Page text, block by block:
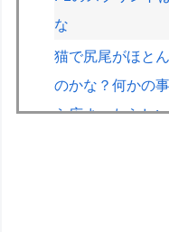
な
猫で尻尾がほと
のかな？何かの
ら広まったらし